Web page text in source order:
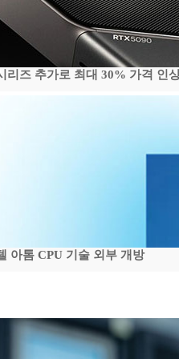
리즈 추가로 최대 30% 가격 인
아톰 CPU 기술 외부 개방